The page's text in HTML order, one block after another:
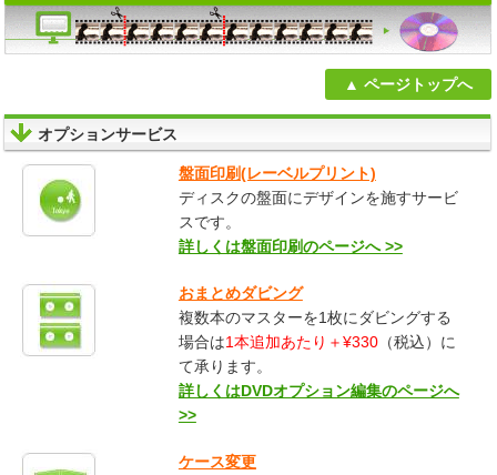
ページトップへ
オプションサービス
盤面印刷(レーベルプリント)
ディスクの盤面にデザインを施すサービ
スです。
詳しくは盤面印刷のページへ >>
おまとめダビング
複数本のマスターを1枚にダビングする
場合は1本追加あたり＋¥330（税込）に
て承ります。
詳しくはDVDオプション編集のページへ
>>
ケース変更